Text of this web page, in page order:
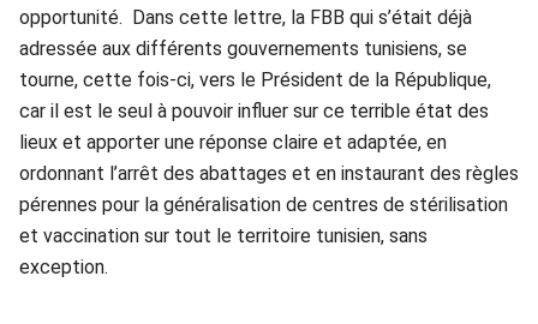
opportunité.
Dans cette lettre, la FBB qui s’était déjà
adressée aux différents gouvernements tunisiens, se
tourne, cette fois-ci, vers le Président de la République,
car il est le seul à pouvoir influer sur ce terrible état des
lieux et apporter une réponse claire et adaptée, en
ordonnant l’arrêt des abattages et en instaurant des règles
pérennes pour la généralisation de centres de stérilisation
et vaccination sur tout le territoire tunisien, sans
exception.